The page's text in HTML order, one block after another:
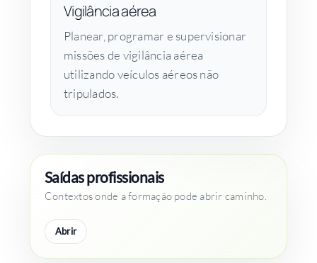
Vigilância aérea
Planear, programar e supervisionar
missões de vigilância aérea
utilizando veículos aéreos não
tripulados.
Saídas profissionais
Contextos onde a formação pode abrir caminho.
Abrir